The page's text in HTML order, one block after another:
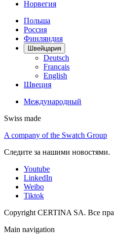
Норвегия
Польша
Россия
Финляндия
Швейцария
Deutsch
Français
English
Швеция
Международный
Swiss made
A company of the Swatch Group
Следите за нашими новостями.
Youtube
LinkedIn
Weibo
Tiktok
Copyright CERTINA SA. Все
Main navigation